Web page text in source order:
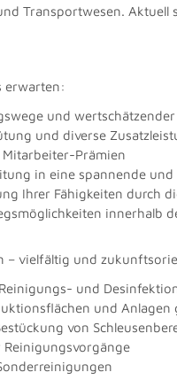
Transportwesen. Aktuell
erwarten:
und
und diverse
Prämien
in eine spannende
Ihrer Fähigkeiten durch
innerhalb
– vielfältig und
und
und Anlagen
von